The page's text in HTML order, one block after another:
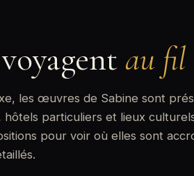
au fil
les œuvres de Sabine sont
hôtels particuliers et lieux
pour voir où elles sont